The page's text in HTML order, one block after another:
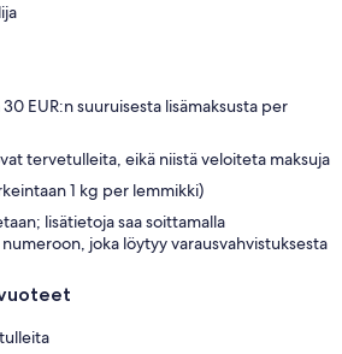
EUR:n suuruisesta lisämaksusta per
tervetulleita, eikä niistä veloiteta maksuja
1 kg per lemmikki)
lisätietoja saa soittamalla
joka löytyy varausvahvistuksesta